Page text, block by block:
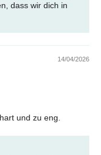
dass wir dich in
14/04/2026
und zu eng.